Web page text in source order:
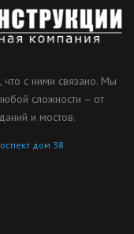
с ними связано. Мы
сложности – от
и мостов.
дом 38